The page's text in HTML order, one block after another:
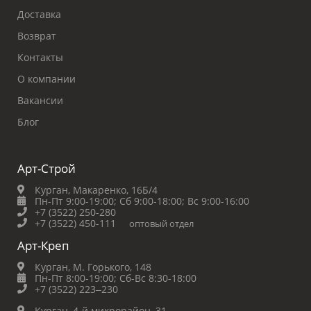
Доставка
Возврат
Контакты
О компании
Вакансии
Блог
Арт-Строй
Курган, Макаренко, 16Б/4
Пн-Пт 9:00-19:00; Сб 9:00-18:00; Вс 9:00-16:00
+7 (3522) 250-280
+7 (3522) 450-111
оптовый отдел
Арт-Креп
Курган, М. Горького, 148
Пн-Пт 8:00-19:00; Сб-Вс 8:30-18:00
+7 (3522) 223‒230